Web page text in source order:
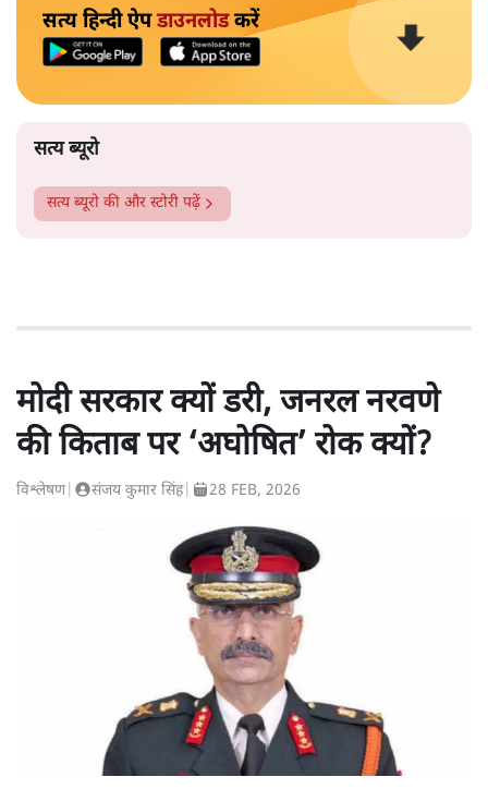
सत्य हिन्दी ऐपडाउनलोडकरें
सत्य ब्यूरो
सत्य ब्यूरो की और स्टोरी पढ़ें
मोदी सरकार क्यों डरी, जनरल नरवणे
की किताब पर ‘अघोषित’ रोक क्यों?
विश्लेषण| संजय कुमार सिंह| 28 FEB, 2026